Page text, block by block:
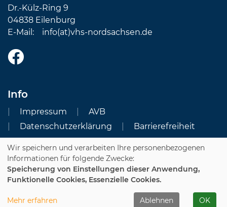
Dr.-Külz-Ring 9
04838 Eilenburg
E-Mail: info(at)vhs-nordsachsen.de
Info
Impressum
AVB
Datenschutzerklärung
Barrierefreiheit
Cookie Einstellungen
Dozenten-Login
Wir speichern und verarbeiten Ihre personenbezogenen
Informationen für folgende Zwecke:
Speicherung von Einstellungen dieser Anwendung,
Funktionelle Cookies, Essenzielle Cookies.
Mehr erfahren Ablehnen OK